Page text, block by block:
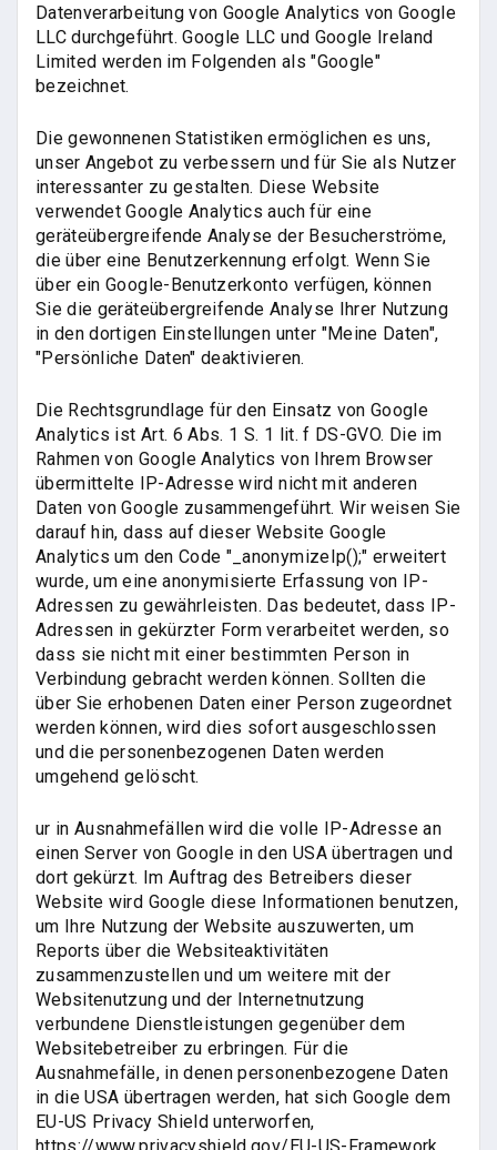
Datenverarbeitung von Google Analytics von Google
LLC durchgeführt. Google LLC und Google Ireland
Limited werden im Folgenden als "Google"
bezeichnet.
Die gewonnenen Statistiken ermöglichen es uns,
unser Angebot zu verbessern und für Sie als Nutzer
interessanter zu gestalten. Diese Website
verwendet Google Analytics auch für eine
geräteübergreifende Analyse der Besucherströme,
die über eine Benutzerkennung erfolgt. Wenn Sie
über ein Google-Benutzerkonto verfügen, können
Sie die geräteübergreifende Analyse Ihrer Nutzung
in den dortigen Einstellungen unter "Meine Daten",
"Persönliche Daten" deaktivieren.
Die Rechtsgrundlage für den Einsatz von Google
Analytics ist Art. 6 Abs. 1 S. 1 lit. f DS-GVO. Die im
Rahmen von Google Analytics von Ihrem Browser
übermittelte IP-Adresse wird nicht mit anderen
Daten von Google zusammengeführt. Wir weisen Sie
darauf hin, dass auf dieser Website Google
Analytics um den Code "_anonymizeIp();" erweitert
wurde, um eine anonymisierte Erfassung von IP-
Adressen zu gewährleisten. Das bedeutet, dass IP-
Adressen in gekürzter Form verarbeitet werden, so
dass sie nicht mit einer bestimmten Person in
Verbindung gebracht werden können. Sollten die
über Sie erhobenen Daten einer Person zugeordnet
werden können, wird dies sofort ausgeschlossen
und die personenbezogenen Daten werden
umgehend gelöscht.
ur in Ausnahmefällen wird die volle IP-Adresse an
einen Server von Google in den USA übertragen und
dort gekürzt. Im Auftrag des Betreibers dieser
Website wird Google diese Informationen benutzen,
um Ihre Nutzung der Website auszuwerten, um
Reports über die Websiteaktivitäten
zusammenzustellen und um weitere mit der
Websitenutzung und der Internetnutzung
verbundene Dienstleistungen gegenüber dem
Websitebetreiber zu erbringen. Für die
Ausnahmefälle, in denen personenbezogene Daten
in die USA übertragen werden, hat sich Google dem
EU-US Privacy Shield unterworfen,